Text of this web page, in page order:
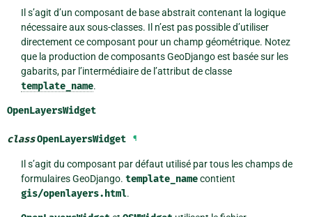
Il s’agit d’un composant de base abstrait contenant la logique
nécessaire aux sous-classes. Il n’est pas possible d’utiliser
directement ce composant pour un champ géométrique. Notez
que la production de composants GeoDjango est basée sur les
gabarits, par l’intermédiaire de l’attribut de classe
template_name.
OpenLayersWidget
classOpenLayersWidget ¶
Il s’agit du composant par défaut utilisé par tous les champs de
formulaires GeoDjango. template_namecontient
gis/openlayers.html.